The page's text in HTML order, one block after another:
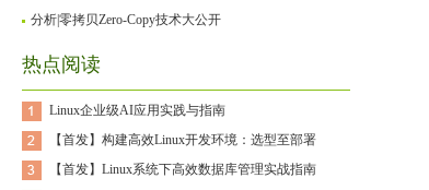
分析|零拷贝Zero-Copy技术大公开
热点阅读
Linux企业级AI应用实践与指南
【首发】构建高效Linux开发环境：选型至部署
【首发】Linux系统下高效数据库管理实战指南